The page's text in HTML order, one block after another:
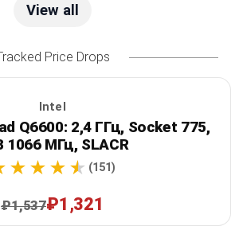
View all
Price Drops
Intel
Q6600: 2,4 ГГц, Socket 775,
1066 МГц, SLACR
(151)
₽1,537₽1,321